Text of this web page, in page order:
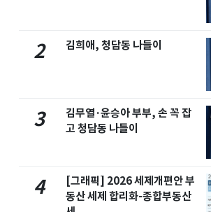
2 김희애, 청담동 나들이
3
김무열·윤승아 부부, 손 꼭 잡
고 청담동 나들이
4
[그래픽] 2026 세제개편안 부
동산 세제 합리화-종합부동산